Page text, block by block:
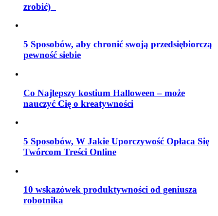
zrobić)
5 Sposobów, aby chronić swoją przedsiębiorczą
pewność siebie
Co Najlepszy kostium Halloween – może
nauczyć Cię o kreatywności
5 Sposobów, W Jakie Uporczywość Opłaca Się
Twórcom Treści Online
10 wskazówek produktywności od geniusza
robotnika